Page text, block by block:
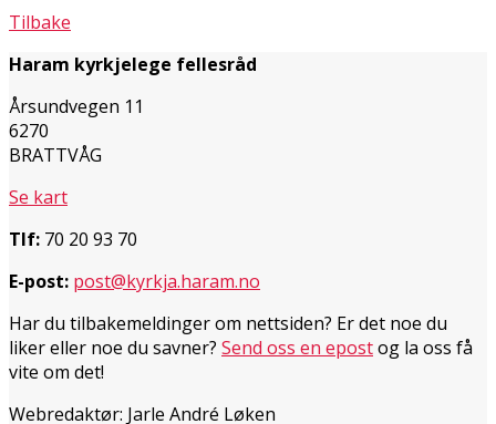
Tilbake
Haram kyrkjelege fellesråd
Årsundvegen 11
6270
BRATTVÅG
Se kart
Tlf: 70 20 93 70
E-post: post@kyrkja.haram.no
Har du tilbakemeldinger om nettsiden? Er det noe du
liker eller noe du savner? Send oss en epostog la oss få
vite om det!
Webredaktør: Jarle André Løken